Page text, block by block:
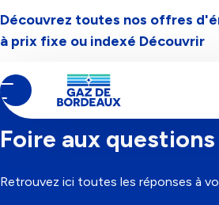
Aller à la navigation Aller au contenu
Découvrez toutes nos offres
à prix fixe ou indexé Découvrir
Contenu
principal
d'Ariane
Accueil
Foire aux questions
Retrouvez ici toutes les réponses à